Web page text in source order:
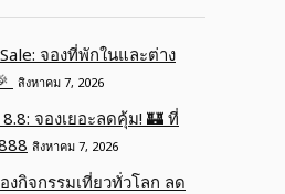
จองที่พักในและต่าง
สิงหาคม 7, 2026
จองเยอะลดคุ้ม! 🏰 ที่
สิงหาคม 7, 2026
งกิจกรรมเที่ยวทั่วโลก ลด